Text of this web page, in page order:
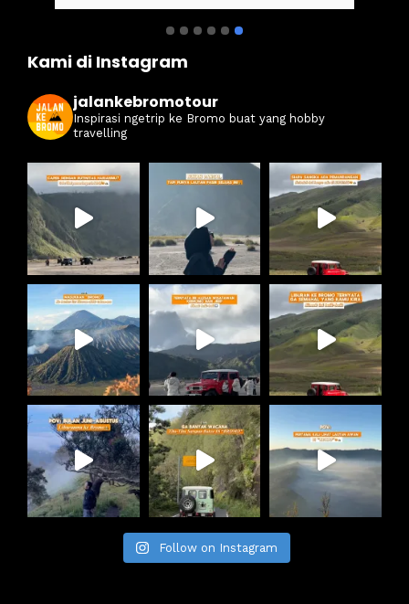
Kami di Instagram
jalankebromotour
Inspirasi ngetrip ke Bromo buat yang hobby
travelling
Follow on Instagram